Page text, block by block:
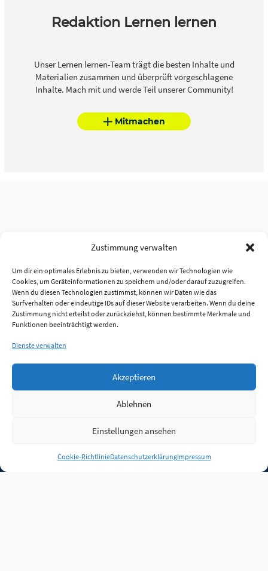
Zustimmung verwalten
Um dir ein optimales Erlebnis zu bieten, verwenden wir Technologien wie
Cookies, um Geräteinformationen zu speichern und/oder darauf zuzugreifen.
Wenn du diesen Technologien zustimmst, können wir Daten wie das
Surfverhalten oder eindeutige IDs auf dieser Website verarbeiten. Wenn du deine
Zustimmung nicht erteilst oder zurückziehst, können bestimmte Merkmale und
Funktionen beeinträchtigt werden.
Dienste verwalten
Akzeptieren
Ablehnen
Einstellungen ansehen
Cookie-RichtlinieDatenschutzerklärungImpressum
Redaktion Lernen lernen
Unser Lernen lernen-Team trägt die besten Inhalte und
Materialien zusammen und überprüft vorgeschlagene
Inhalte. Mach mit und werde Teil unserer Community!
Mitmachen
Anmelden
Jobs Partner FAQ Quellen